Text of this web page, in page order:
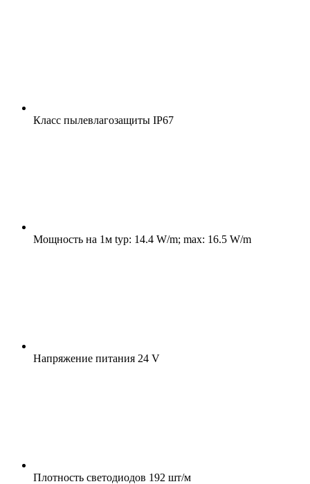
Класс пылевлагозащиты IP67
Мощность на 1м typ: 14.4 W/m; max: 16.5 W/m
Напряжение питания 24 V
Плотность светодиодов 192 шт/м